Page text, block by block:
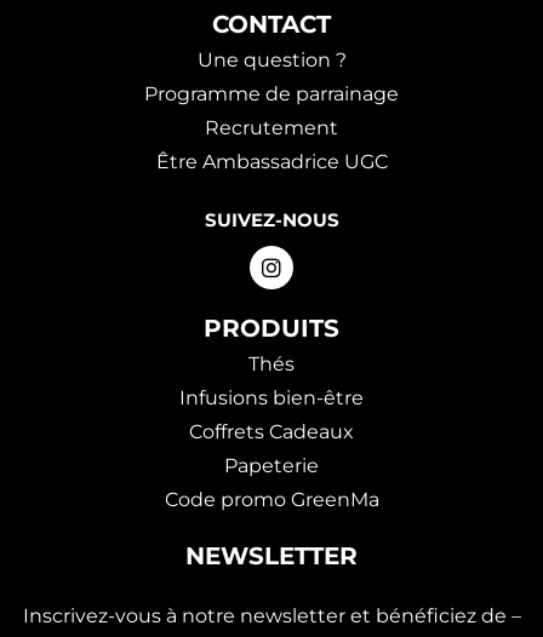
CONTACT
Une question ?
Programme de parrainage
Recrutement
Être Ambassadrice UGC
SUIVEZ-NOUS
PRODUITS
Thés
Infusions bien-être
Coffrets Cadeaux
Papeterie
Code promo GreenMa
NEWSLETTER
Inscrivez-vous à notre newsletter et bénéficiez de –